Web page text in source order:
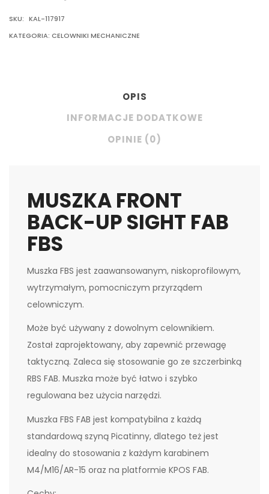
SKU: KAL-117917
KATEGORIA: CELOWNIKI MECHANICZNE
OPIS
INFORMACJE DODATKOWE
OPINIE (0)
MUSZKA FRONT
BACK-UP SIGHT FAB
FBS
Muszka FBS jest zaawansowanym, niskoprofilowym,
wytrzymałym, pomocniczym przyrządem
celowniczym.
Może być używany z dowolnym celownikiem.
Został zaprojektowany, aby zapewnić przewagę
taktyczną. Zaleca się stosowanie go ze szczerbinką
RBS FAB. Muszka może być łatwo i szybko
regulowana bez użycia narzędzi.
Muszka FBS FAB jest kompatybilna z każdą
standardową szyną Picatinny, dlatego też jest
idealny do stosowania z każdym karabinem
M4/M16/AR-15 oraz na platformie KPOS FAB.